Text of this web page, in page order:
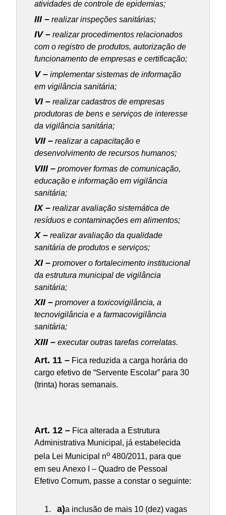
atividades de controle de epidemias;
III – realizar inspeções sanitárias;
IV – realizar procedimentos relacionados
com o registro de produtos, autorização de
funcionamento de empresas e certificação;
V – implementar sistemas de informação
em vigilância sanitária;
VI – realizar cadastros de empresas
produtoras de bens e serviços de interesse
da vigilância sanitária;
VII – realizar a capacitação e
desenvolvimento de recursos humanos;
VIII – promover formas de comunicação,
educação e informação em vigilância
sanitária;
IX – realizar avaliação sistemática de
resíduos e contaminações em alimentos;
X – realizar avaliação da qualidade
sanitária de produtos e serviços;
XI – promover o fortalecimento institucional
da estrutura municipal de vigilância
sanitária;
XII – promover a toxicovigilância, a
tecnovigilância e a farmacovigilância
sanitária;
XIII – executar outras tarefas correlatas.
Art. 11 – Fica reduzida a carga horária do
cargo efetivo de “Servente Escolar” para 30
(trinta) horas semanais.
Art. 12 – Fica alterada a Estrutura
Administrativa Municipal, já estabelecida
pela Lei Municipal no 480/2011, para que
em seu Anexo I – Quadro de Pessoal
Efetivo Comum, passe a constar o seguinte:
a)a inclusão de mais 10 (dez) vagas